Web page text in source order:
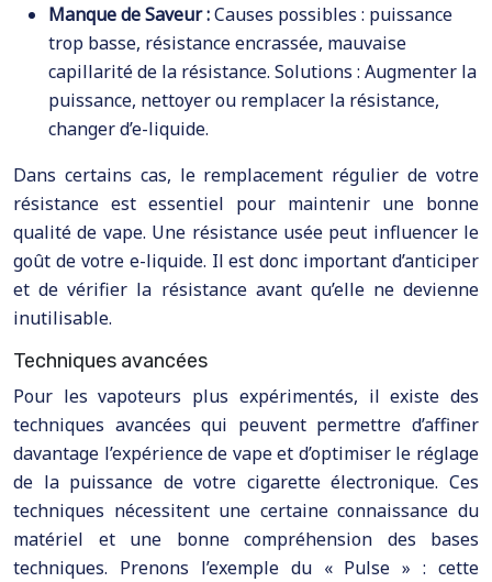
Manque de Saveur :Causes possibles : puissance
trop basse, résistance encrassée, mauvaise
capillarité de la résistance. Solutions : Augmenter la
puissance, nettoyer ou remplacer la résistance,
changer d’e-liquide.
Dans certains cas, le remplacement régulier de votre
résistance est essentiel pour maintenir une bonne
qualité de vape. Une résistance usée peut influencer le
goût de votre e-liquide. Il est donc important d’anticiper
et de vérifier la résistance avant qu’elle ne devienne
inutilisable.
Techniques avancées
Pour les vapoteurs plus expérimentés, il existe des
techniques avancées qui peuvent permettre d’affiner
davantage l’expérience de vape et d’optimiser le réglage
de la puissance de votre cigarette électronique. Ces
techniques nécessitent une certaine connaissance du
matériel et une bonne compréhension des bases
techniques. Prenons l’exemple du « Pulse » : cette